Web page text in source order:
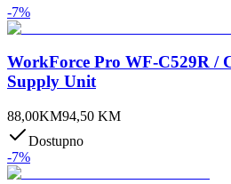
-7%
WorkForce Pro WF-C529R /
Supply Unit
88,00KM94,50 KM
Dostupno
-7%